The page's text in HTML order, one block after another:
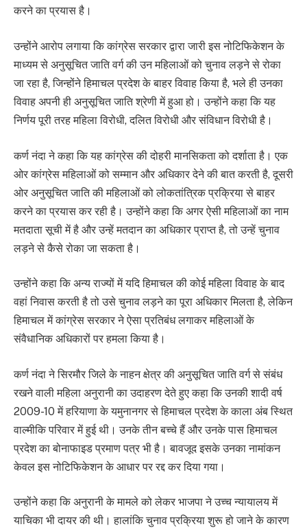
करने का प्रयास है।
उन्होंने आरोप लगाया कि कांग्रेस सरकार द्वारा जारी इस नोटिफिकेशन के
माध्यम से अनुसूचित जाति वर्ग की उन महिलाओं को चुनाव लड़ने से रोका
जा रहा है, जिन्होंने हिमाचल प्रदेश के बाहर विवाह किया है, भले ही उनका
विवाह अपनी ही अनुसूचित जाति श्रेणी में हुआ हो। उन्होंने कहा कि यह
निर्णय पूरी तरह महिला विरोधी, दलित विरोधी और संविधान विरोधी है।
कर्ण नंदा ने कहा कि यह कांग्रेस की दोहरी मानसिकता को दर्शाता है। एक
ओर कांग्रेस महिलाओं को सम्मान और अधिकार देने की बात करती है, दूसरी
ओर अनुसूचित जाति की महिलाओं को लोकतांत्रिक प्रक्रिया से बाहर
करने का प्रयास कर रही है। उन्होंने कहा कि अगर ऐसी महिलाओं का नाम
मतदाता सूची में है और उन्हें मतदान का अधिकार प्राप्त है, तो उन्हें चुनाव
लड़ने से कैसे रोका जा सकता है।
उन्होंने कहा कि अन्य राज्यों में यदि हिमाचल की कोई महिला विवाह के बाद
वहां निवास करती है तो उसे चुनाव लड़ने का पूरा अधिकार मिलता है, लेकिन
हिमाचल में कांग्रेस सरकार ने ऐसा प्रतिबंध लगाकर महिलाओं के
संवैधानिक अधिकारों पर हमला किया है।
कर्ण नंदा ने सिरमौर जिले के नाहन क्षेत्र की अनुसूचित जाति वर्ग से संबंध
रखने वाली महिला अनुरानी का उदाहरण देते हुए कहा कि उनकी शादी वर्ष
2009-10 में हरियाणा के यमुनानगर से हिमाचल प्रदेश के काला अंब स्थित
वाल्मीकि परिवार में हुई थी। उनके तीन बच्चे हैं और उनके पास हिमाचल
प्रदेश का बोनाफाइड प्रमाण पत्र भी है। बावजूद इसके उनका नामांकन
केवल इस नोटिफिकेशन के आधार पर रद्द कर दिया गया।
उन्होंने कहा कि अनुरानी के मामले को लेकर भाजपा ने उच्च न्यायालय में
याचिका भी दायर की थी। हालांकि चुनाव प्रक्रिया शुरू हो जाने के कारण